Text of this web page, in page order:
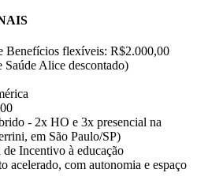
Benefícios flexíveis: R$2.000,00
Saúde Alice descontado)
- 2x HO e 3x presencial na
em São Paulo/SP)
Incentivo à educação
acelerado, com autonomia e espaço